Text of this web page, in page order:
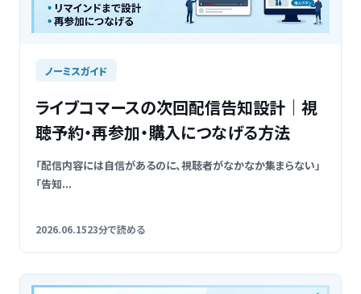
ノーミスガイド
ライブコマースの次回配信告知設計｜視
聴予約・再参加・購入につなげる方法
「配信内容には自信があるのに、視聴者がなかなか集まらない」
「告知...
2026.06.1523分で読める